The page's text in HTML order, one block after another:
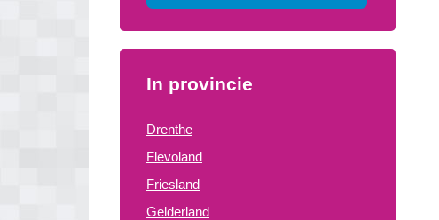
In provincie
Drenthe
Flevoland
Friesland
Gelderland